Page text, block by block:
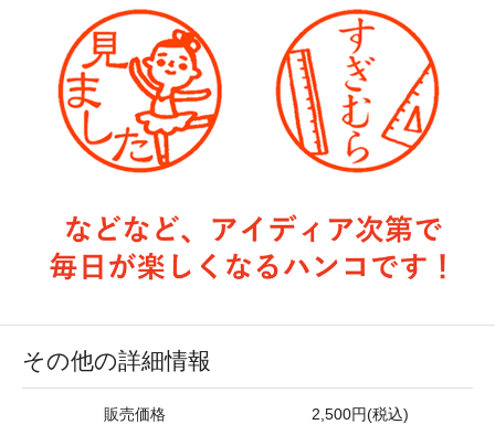
その他の詳細情報
販売価格 2,500円(税込)